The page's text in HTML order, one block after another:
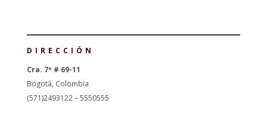
DIRECCIÓN
Cra. 7ª # 69-11
Bogotá, Colombia
(571)2493122 – 5550555